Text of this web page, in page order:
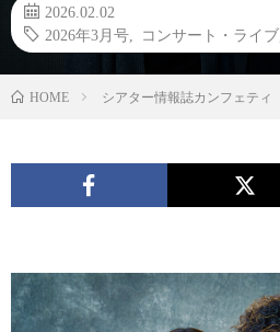
2026.02.02
2026年3月号
コンサート・ライブ
HOME シアター情報誌カンフェティ